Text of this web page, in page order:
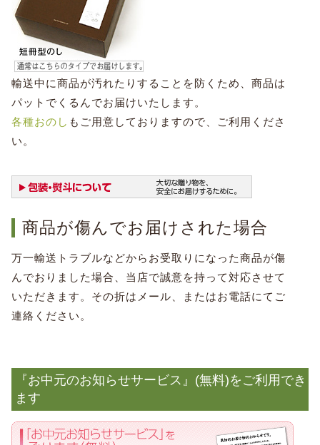
輸送中に商品が汚れたりすることを防くため、商品は
パットでくるんでお届けいたします。
各種おのし もご用意しておりますので、ご利用くださ
い。
商品が傷んでお届けされた場合
万一輸送トラブルなどからお受取りになった商品が傷
んでおりました場合、当店で誠意を持って対応させて
いただきます。その折はメール、またはお電話にてご
連絡ください。
『お中元のお知らせサービス』(無料)をご利用でき
ます